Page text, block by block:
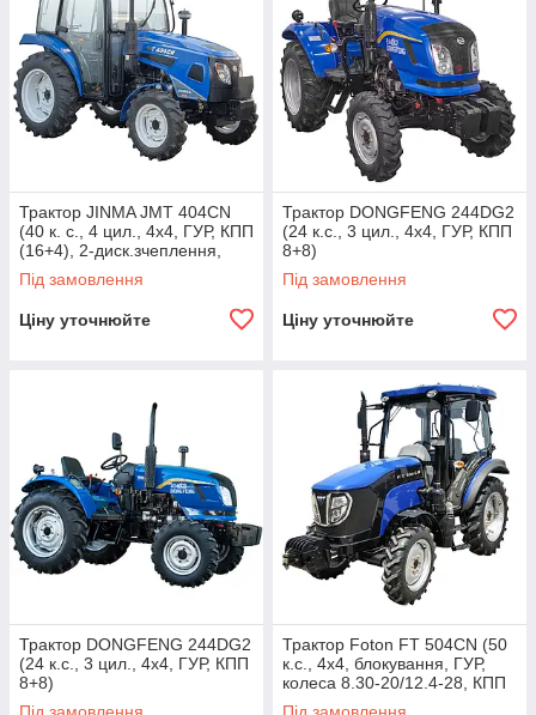
Трактор JINMA JMT 404CN​​​​​​​
(40 к. с., 4 цил., 4х4, ГУР, КПП
(16+4), 2-диск.зчеплення,
колеса 6.50-16/11.2-24)
Під замовлення
Ціну уточнюйте
Трактор DONGFENG 244DG2
(24 к.с., 3 цил., 4х4, ГУР, КПП
8+8)
Під замовлення
Ціну уточнюйте
Трактор DONGFENG 244DG2
(24 к.с., 3 цил., 4х4, ГУР, КПП
8+8)
Трактор Foton FT 504CN (50
к.с., 4х4, блокування, ГУР,
колеса 8.30-20/12.4-28, КПП
12+12, кондиціонер)